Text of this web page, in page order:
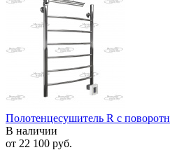
Полотенцесушитель R с
В наличии
от 22 100 руб.